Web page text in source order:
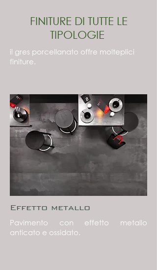
FINITURE DI TUTTE LE
TIPOLOGIE
il gres porcellanato offre molteplici
finiture.
Effetto metallo
Pavimento con effetto metallo
anticato e ossidato.